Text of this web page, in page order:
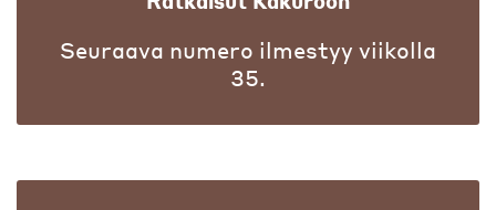
Seuraava numero ilmestyy viikolla
35.